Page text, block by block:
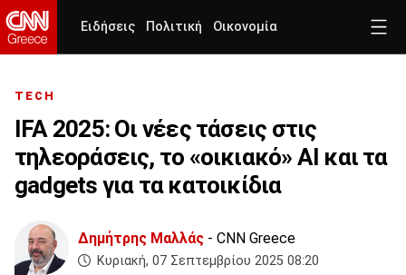
Ειδήσεις Πολιτική Οικονομία
TECH
IFA 2025: Οι νέες τάσεις στις
τηλεοράσεις, το «οικιακό» ΑΙ και τα
gadgets για τα κατοικίδια
Δημήτρης Μαλλάς - CNN Greece
Κυριακή, 07 Σεπτεμβρίου 2025 08:20